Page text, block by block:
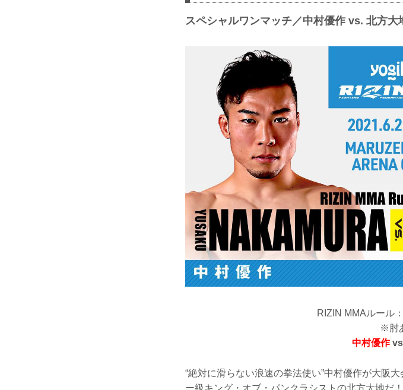
スペシャルワンマッチ／中村優作 vs. 北方大
RIZIN MMAルール
※肘
中村優作
“絶対に滑らない浪速の拳法使い”中村優作が大阪
ー級キング・オブ・パンクラシストの北方大地だ！